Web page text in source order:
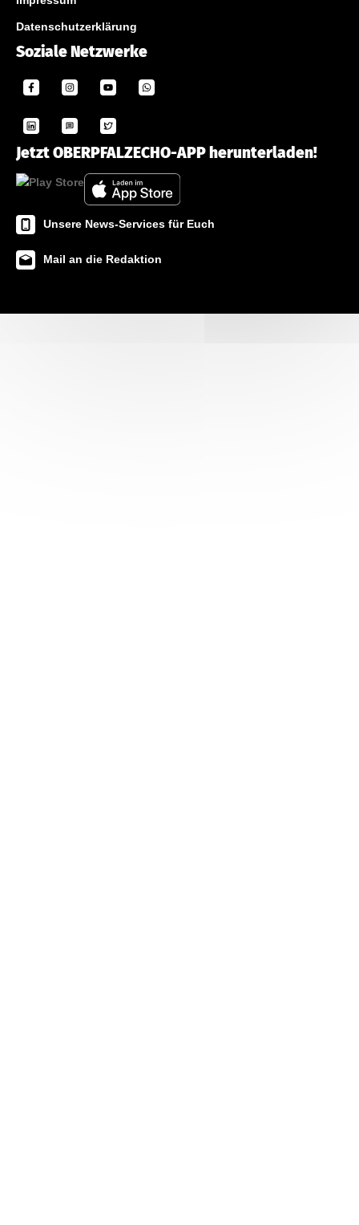
Datenschutzerklärung
Soziale Netzwerke
Jetzt OBERPFALZECHO-APP herunterladen!
Unsere News-Services für Euch
Mail an die Redaktion